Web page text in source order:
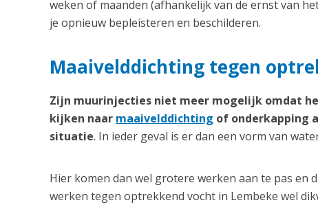
weken of maanden (afhankelijk van de ernst van
je opnieuw bepleisteren en beschilderen.
Maaivelddichting tegen
Zijn muurinjecties niet meer mogelijk omdat
kijken naar maaivelddichting of onderkapping
situatie. In ieder geval is er dan een vorm van
Hier komen dan wel grotere werken aan te pas en
werken tegen optrekkend vocht in Lembeke wel